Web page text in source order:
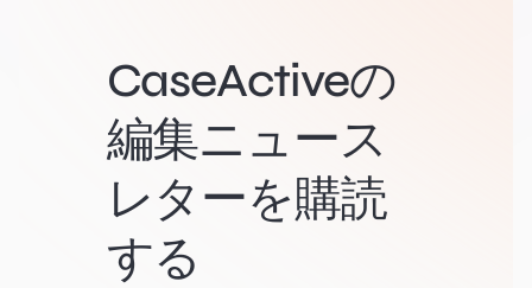
CaseActiveの
編集ニュース
レターを購読
する